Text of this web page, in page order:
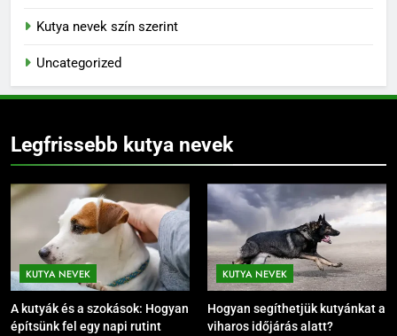
Kutya nevek szín szerint
Uncategorized
Legfrissebb kutya nevek
KUTYA NEVEK
A kutyák és a szokások: Hogyan
építsünk fel egy napi rutint
KUTYA NEVEK
Hogyan segíthetjük kutyánkat a
viharos időjárás alatt?